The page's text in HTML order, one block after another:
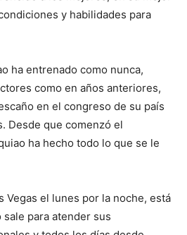
y habilidades para
ha entrenado como nunca,
como en años anteriores,
en el congreso de su país
Desde que comenzó el
ha hecho todo lo que se le
Vegas el lunes por la noche, está
para atender sus